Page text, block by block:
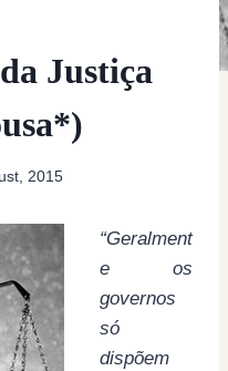
Justiça
2015
“Geralment
e os
governos
só
dispõem